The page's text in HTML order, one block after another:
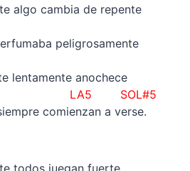
algo cambia de repente
peligrosamente
lentamente anochece
LA5 SOL#5
comienzan a verse.
todos juegan fuerte